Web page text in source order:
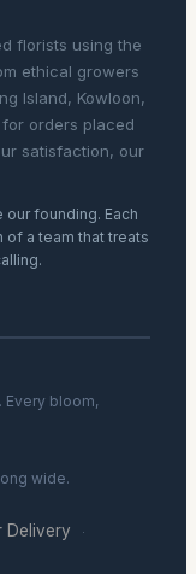
florists using the
ethical growers
Island, Kowloon,
orders placed
satisfaction, our
our founding. Each
of a team that treats
bloom,
wide.
Delivery ·